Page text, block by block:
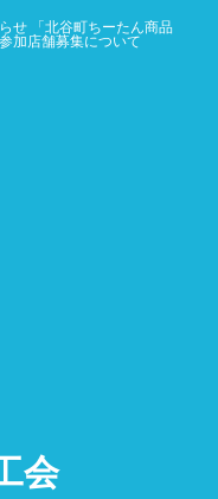
せ 「北谷町ちーたん商品
加店舗募集について
会